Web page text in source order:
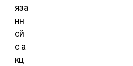
яза
нн
ой
с а
кц